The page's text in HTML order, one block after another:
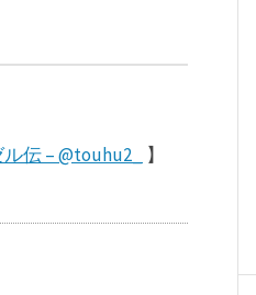
伝 – @touhu2_ 】